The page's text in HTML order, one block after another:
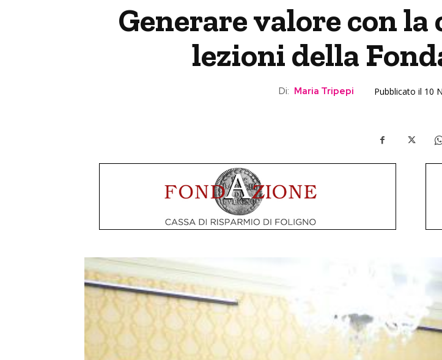
Generare valore con
lezioni della
Di: Maria Tripepi Pubblicato il 10